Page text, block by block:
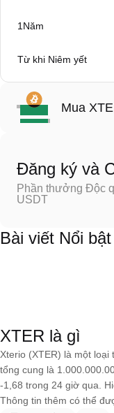
1Năm
Từ khi Niêm yết
Mua
Đăng ký và
Phần thưởng Độc
USDT
Bài viết Nổi bật
XTER là gì
Xterio (XTER) là một
tổng cung là
-1,68 trong 24 giờ qua.
Thông tin thêm có thể